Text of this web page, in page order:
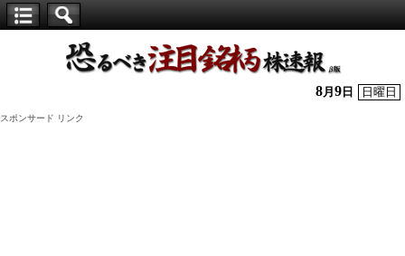
株】
8月 9 日 日曜日
スポンサード リンク